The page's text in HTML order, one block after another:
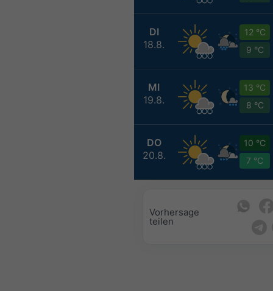
DI
18.8.
12 °C
9 °C
MI
19.8.
13 °C
8 °C
DO
20.8.
10 °C
7 °C
Vorhersage
teilen